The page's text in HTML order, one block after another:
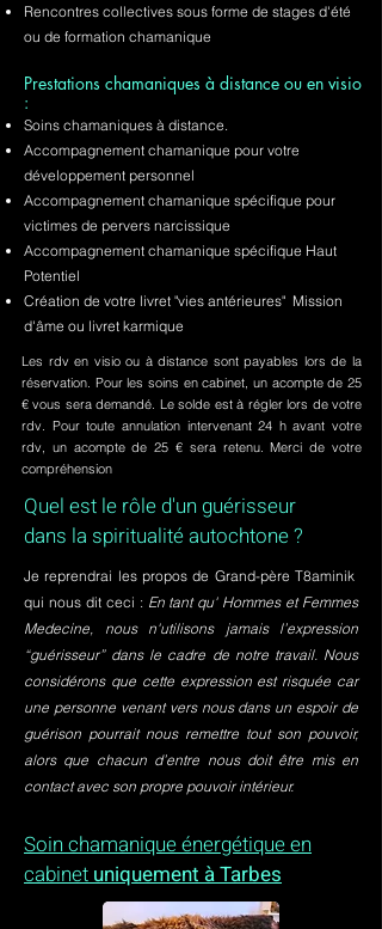
Rencontres collectives sous forme de stages d'été
ou de formation chamanique
Prestations chamaniques à distance ou en visio
:
Soins chamaniques à distance.
Accompagnement chamanique pour votre
développement personnel
Accompagnement chamanique spécifique pour
victimes de pervers narcissique
Accompagnement chamanique spécifique Haut
Potentiel
Création de votre livret "vies antérieures" Mission
d'âme ou livret karmique
Les rdv en visio ou à distance sont payables lors de la
réservation. Pour les soins en cabinet, un acompte de 25
€ vous sera demandé. Le solde est à régler lors de votre
rdv. Pour toute annulation intervenant 24 h avant votre
rdv, un acompte de 25 € sera retenu. Merci de votre
compréhension
Quel est le rôle d'un guérisseur
dans la spiritualité autochtone ?
Je reprendrai les propos de Grand-père T8aminik
qui nous dit ceci : En tant qu' Hommes et Femmes
Medecine, nous n'utilisons jamais l’expression
“guérisseur” dans le cadre de notre travail. Nous
considérons que cette expression est risquée car
une personne venant vers nous dans un espoir de
guérison pourrait nous remettre tout son pouvoir,
alors que chacun d’entre nous doit être mis en
contact avec son propre pouvoir intérieur.
Soin chamanique énergétique en
cabinet uniquement à Tarbes